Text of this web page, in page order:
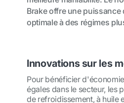
Brake offre une puissance
optimale à des régimes
Innovations sur les
Pour bénéficier
égales dans le secteur, les
de refroidissement, à huile